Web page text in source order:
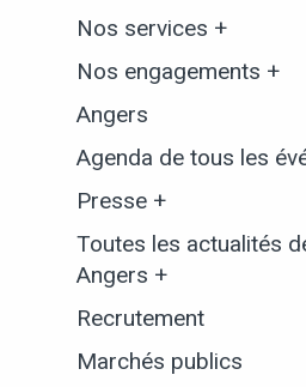
Nos services +
Nos engagements +
Angers
Agenda de tous les
Presse +
Toutes les actualités
Angers +
Recrutement
Marchés publics